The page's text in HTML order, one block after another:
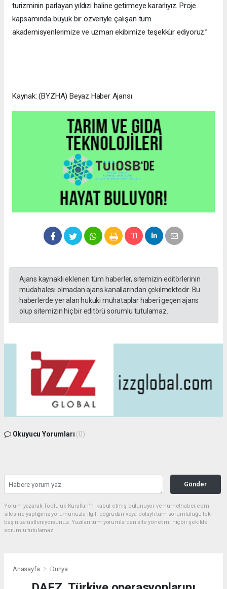
turizminin parlayan yıldızı haline getirmeye kararlıyız. Proje
kapsamında büyük bir özveriyle çalışan tüm
akademisyenlerimize ve uzman ekibimize teşekkür ediyoruz.”
Kaynak: (BYZHA) Beyaz Haber Ajansı
Ajans kaynaklı eklenen tüm haberler, sitemizin editörlerinin
müdahalesi olmadan ajans kanallarından çekilmektedir. Bu
haberlerde yer alan hukuki muhataplar haberi geçen ajans
olup sitemizin hiç bir editörü sorumlu tutulamaz.
Okuyucu Yorumları (0)
Gönder
Yorum yazarak Topluluk Kuralları’nı kabul etmiş bulunuyor ve hurnethaber.com
sitesine yaptığınız yorumunuzla ilgili doğrudan veya dolaylı tüm sorumluluğu tek
başınıza üstleniyorsunuz. Yazılan tüm yorumlardan site yönetimi hiçbir şekilde
sorumlu tutulamaz.
Anasayfa Dünya